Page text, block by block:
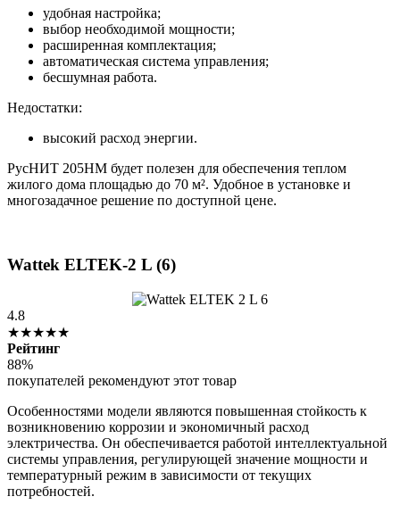
удобная настройка;
выбор необходимой мощности;
расширенная комплектация;
автоматическая система управления;
бесшумная работа.
Недостатки:
высокий расход энергии.
РусНИТ 205НМ будет полезен для обеспечения теплом
жилого дома площадью до 70 м². Удобное в установке и
многозадачное решение по доступной цене.
Wattek ELTEK-2 L (6)
4.8
★★★★★
Рейтинг
88%
покупателей рекомендуют этот товар
Особенностями модели являются повышенная стойкость к
возникновению коррозии и экономичный расход
электричества. Он обеспечивается работой интеллектуальной
системы управления, регулирующей значение мощности и
температурный режим в зависимости от текущих
потребностей.